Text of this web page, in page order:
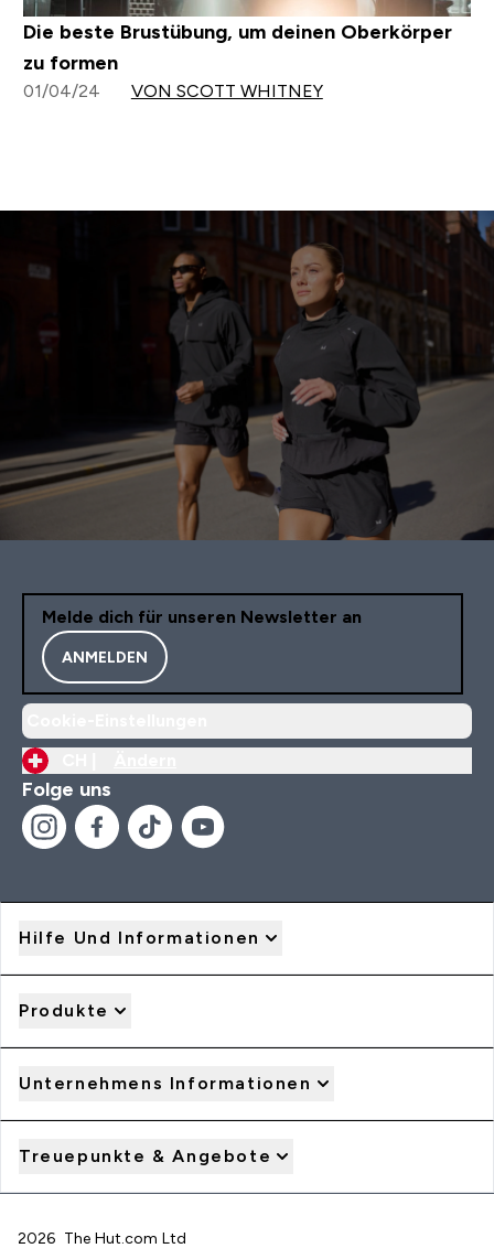
Die beste Brustübung, um deinen Oberkörper
zu formen
01/04/24 VON SCOTT WHITNEY
Melde dich für unseren Newsletter an
ANMELDEN
Folge uns
Hilfe Und Informationen
Produkte
Unternehmens Informationen
Treuepunkte & Angebote
2026 The Hut.com Ltd